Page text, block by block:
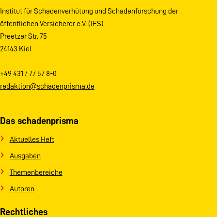
Institut für Schadenverhütung und Schadenforschung der
öffentlichen Versicherer e.V. (IFS)
Preetzer Str. 75
24143 Kiel
+49 431 / 77 57 8-0
redaktion@schadenprisma.de
Das schadenprisma
Aktuelles Heft
Ausgaben
Themenbereiche
Autoren
Rechtliches